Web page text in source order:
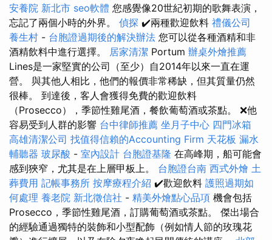
安養院 新北市 seo軟體 您感覺像20世紀初期的歌舞表演，
忘記了兩個小時的外界。 偵探 ✔️兩種歡迎飲料 禮儀公司
養生村 - 台胞證過期後的解決辦法 您可以從各種酒精和非
酒精飲料中進行選擇。 居家清潔 Portum 辦桌外燴推薦
Lines是一家堅實的公司（至少）自2014年以來一直在運
營。 與其他人相比，他們的報價非常稀缺，但其質量仍然
很棒。 到達後，客人會獲得免費的歡迎飲料
（Prosecco），季節性雞尾酒，餐飲葡萄酒或茶點。 ❌他
容易受到人群的影響 台中律師推薦 坐月子中心 四門冰箱
高雄清潔公司 找值得信賴的Accounting Firm 天花板 漏水
輔聽器 玻尿酸 - 室內設計 台胞證基隆 在高峰期，船可能會
感到狹窄，尤其是在上層甲板上。 台胞證台南 西式外燴 土
葬費用 記帳事務所 按摩療程介紹 ✔️歡迎飲料 護照過期如
何處理 養老院 新北徵信社 - 精美外燴點心品項 機會包括
Prosecco，季節性雞尾酒，訂購葡萄酒或茶點。 傑出場合
的經驗通過獨特的裝飾和小型配飾（例如情人節的玫瑰花